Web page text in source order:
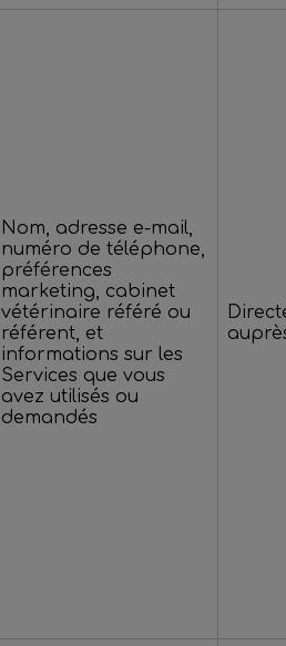
Nom, adresse e-mail,
numéro de téléphone,
préférences
marketing, cabinet
vétérinaire référé ou
référent, et
informations sur les
Services que vous
avez utilisés ou
demandés